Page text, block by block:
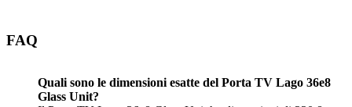
FAQ
Quali sono le dimensioni esatte del Porta TV Lago 36e8
Glass Unit?